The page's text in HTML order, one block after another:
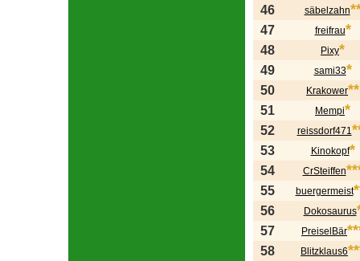
46 säbelzahn
47 freifrau*
48 Pixy*
49 sami33*
50 Krakower**
51 Mempi*
52 reissdorf471
53 Kinokopf*
54 CrSteiffen
55 buergermeist
56 Dokosaurus
57 PreiselBär
58 Blitzklaus6